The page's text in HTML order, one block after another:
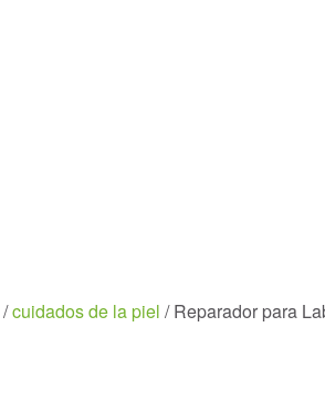
/cuidados de la piel / Reparador para